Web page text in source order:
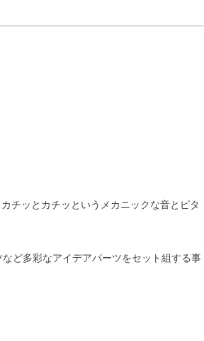
チッとカチッというメカニックな音とピタ
ど多彩なアイデアパーツをセット組する事